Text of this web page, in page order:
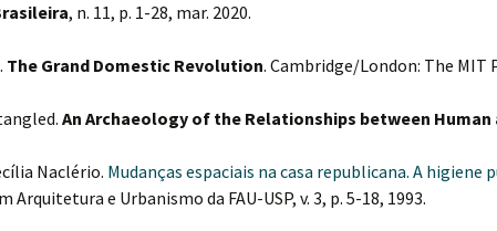
, n. 11, p. 1-28, mar. 2020.
The Grand Domestic Revolution. Cambridge/London: The MIT
An Archaeology of the Relationships between Human
Naclério. Mudanças espaciais na casa republicana. A higiene
Arquitetura e Urbanismo da FAU-USP, v. 3, p. 5-18, 1993.